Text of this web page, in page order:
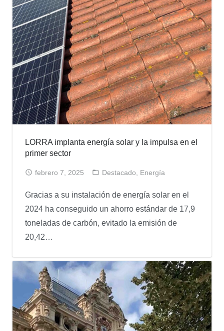
LORRA implanta energía solar y la impulsa en el
primer sector
febrero 7, 2025 Destacado Energía
Gracias a su instalación de energía solar en el
2024 ha conseguido un ahorro estándar de 17,9
toneladas de carbón, evitado la emisión de
20,42…